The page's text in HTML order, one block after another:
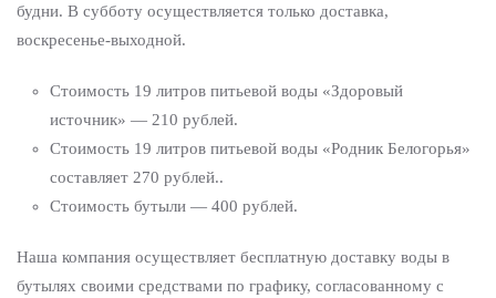
будни. В субботу осуществляется только доставка,
воскресенье-выходной.
Стоимость 19 литров питьевой воды «Здоровый
источник» — 210 рублей.
Стоимость 19 литров питьевой воды «Родник Белогорья»
составляет 270 рублей..
Стоимость бутыли — 400 рублей.
Наша компания осуществляет бесплатную доставку воды в
бутылях своими средствами по графику, согласованному с